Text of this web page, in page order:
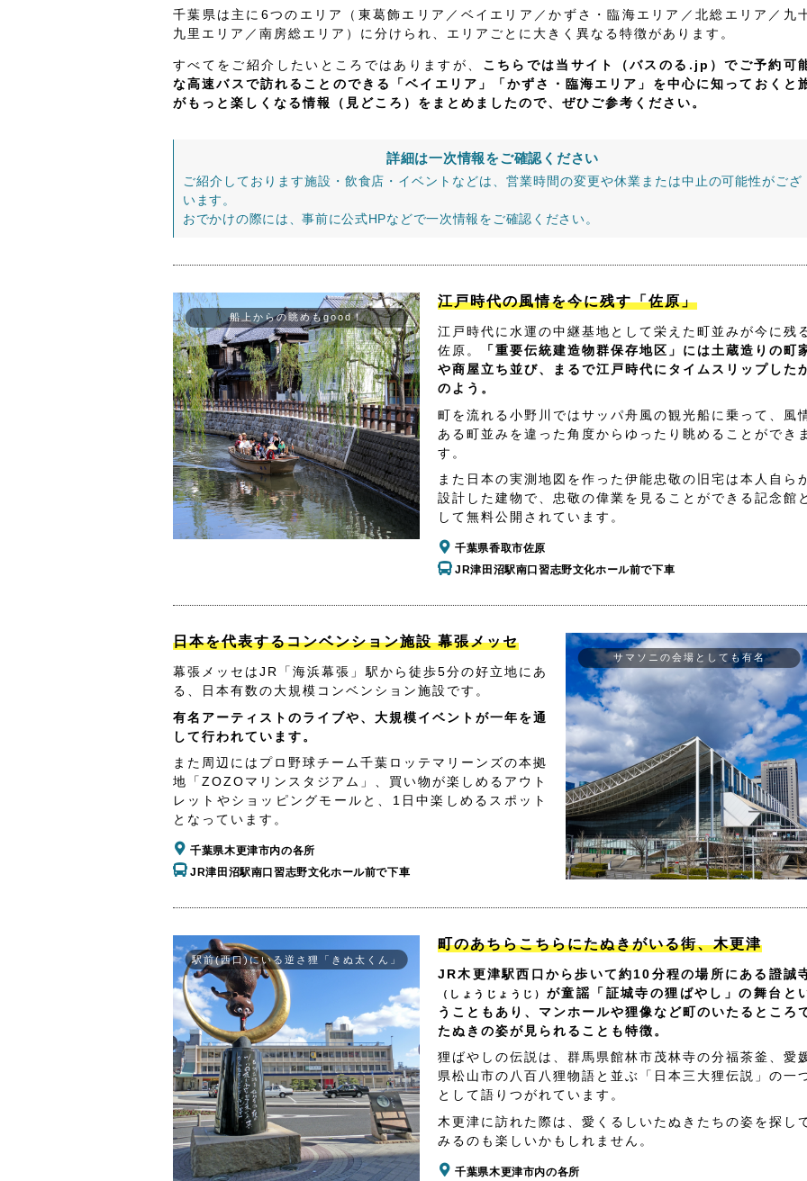
千葉県は主に6つのエリア（東葛飾エリア／ベイエリア／かずさ・臨海エリア／北総エリア／九
九里エリア／南房総エリア）に分けられ、エリアごとに大きく異なる特徴があります。
すべてをご紹介したいところではありますが、 こちらでは当サイト（バスのる.jp）でご予約可
な高速バスで訪れることのできる「ベイエリア」「かずさ・臨海エリア」を中心に知っておくと
がもっと楽しくなる情報（見どころ）をまとめましたので、ぜひご参考ください。
詳細は一次情報をご確認ください
ご紹介しております施設・飲食店・イベントなどは、営業時間の変更や休業または中止の可能性がござ
います。
おでかけの際には、事前に公式HPなどで一次情報をご確認ください。
船上からの眺めもgood！
江戸時代の風情を今に残す「佐原」
江戸時代に水運の中継基地として栄えた町並みが今に残
佐原。
「重要伝統建造物群保存地区」には土蔵造りの町
や商屋立ち並び、まるで江戸時代にタイムスリップした
のよう。
町を流れる小野川ではサッパ舟風の観光船に乗って、風
ある町並みを違った角度からゆったり眺めることができ
す。
また日本の実測地図を作った伊能忠敬の旧宅は本人自ら
設計した建物で、忠敬の偉業を見ることができる記念館
して無料公開されています。
千葉県香取市佐原
JR津田沼駅南口習志野文化ホール前で下車
日本を代表するコンベンション施設 幕張メッセ
幕張メッセはJR「海浜幕張」駅から徒歩5分の好立地にあ
る、日本有数の大規模コンベンション施設です。
有名アーティストのライブや、大規模イベントが一年を通
して行われています。
また周辺にはプロ野球チーム千葉ロッテマリーンズの本拠
地「ZOZOマリンスタジアム」、買い物が楽しめるアウト
レットやショッピングモールと、1日中楽しめるスポット
となっています。
千葉県木更津市内の各所
JR津田沼駅南口習志野文化ホール前で下車
サマソニの会場としても有名
駅前(西口)にいる逆さ狸「きぬ太くん」
町のあちらこちらにたぬきがいる街、木更津
JR木更津駅西口から歩いて約10分程の場所にある證誠
（しょうじょうじ） が童謡「証城寺の狸ばやし」の舞台と
うこともあり、マンホールや狸像など町のいたるところ
たぬきの姿が見られることも特徴。
狸ばやしの伝説は、群馬県館林市茂林寺の分福茶釜、愛
県松山市の八百八狸物語と並ぶ「日本三大狸伝説」の一
として語りつがれています。
木更津に訪れた際は、愛くるしいたぬきたちの姿を探し
みるのも楽しいかもしれません。
千葉県木更津市内の各所